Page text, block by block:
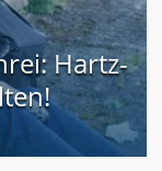
Hartz-